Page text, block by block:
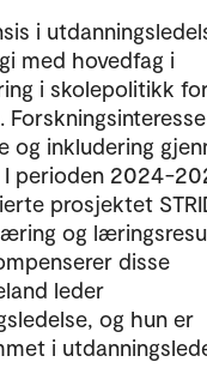
i
med hovedfag i
i skolepolitikk
og inkludering
I perioden 2024-
prosjektet
og
disse
leder
og hun er
i